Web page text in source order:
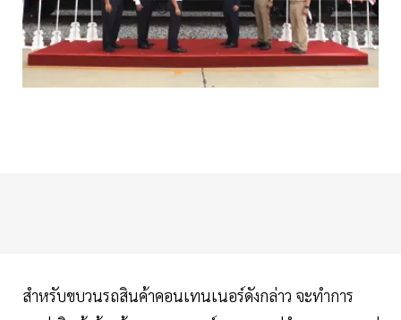
สำหรับขบวนรถสินค้าคอนเทนเนอร์ดังกล่าว จะทำการ